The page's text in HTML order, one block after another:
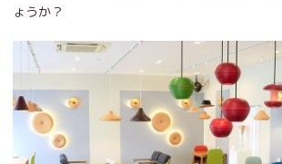
ょうか？